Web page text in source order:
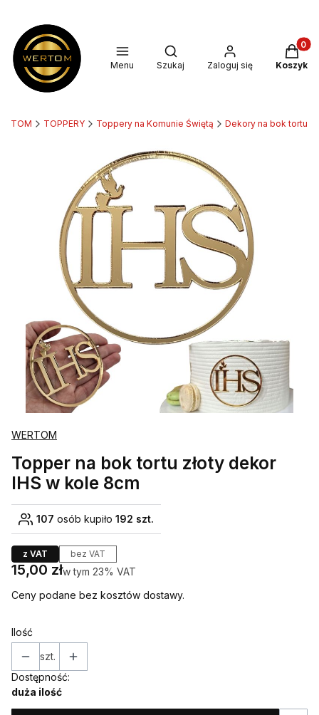
Menu
Otwórz wyszukiwarkę
Szukaj Zaloguj się Koszyk
TOPPERY Toppery na Komunie Świętą Dekory na bok tortu
WERTOM
Topper na bok tortu złoty dekor
IHS w kole 8cm
107 osób kupiło 192 szt.
z VAT bez VAT
Cena
15,00 złw tym 23% VAT
w tym 23% VAT
Ceny podane bez kosztów dostawy.
Ilość
szt.
Dostępność:
duża ilość